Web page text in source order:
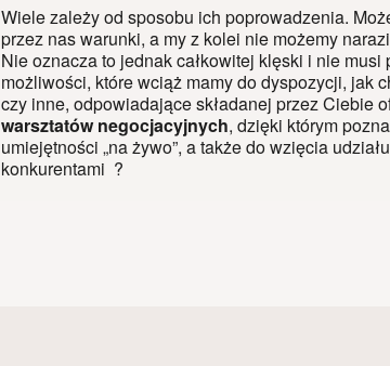
Wiele zależy od sposobu ich poprowadzenia.
przez nas warunki, a my z kolei nie możemy
Nie oznacza to jednak całkowitej klęski i nie
możliwości, które wciąż mamy do dyspozycji, jak
czy inne, odpowiadające składanej przez Ciebie
warsztatów negocjacyjnych, dzięki którym
umiejętności „na żywo”, a także do wzięcia
konkurentami ?